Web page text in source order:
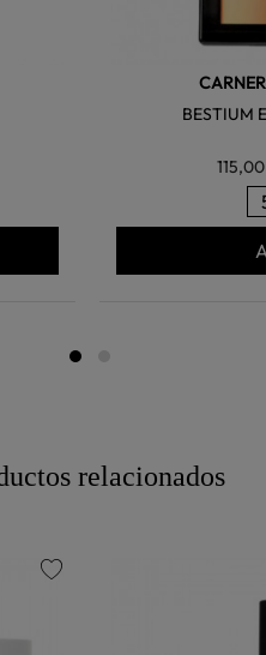
BESTIUM
relacionados